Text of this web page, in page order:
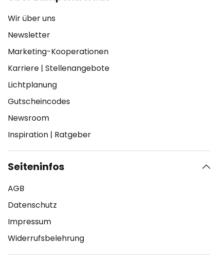
Wir über uns
Newsletter
Marketing-Kooperationen
Karriere | Stellenangebote
Lichtplanung
Gutscheincodes
Newsroom
Inspiration | Ratgeber
Seiteninfos
AGB
Datenschutz
Impressum
Widerrufsbelehrung